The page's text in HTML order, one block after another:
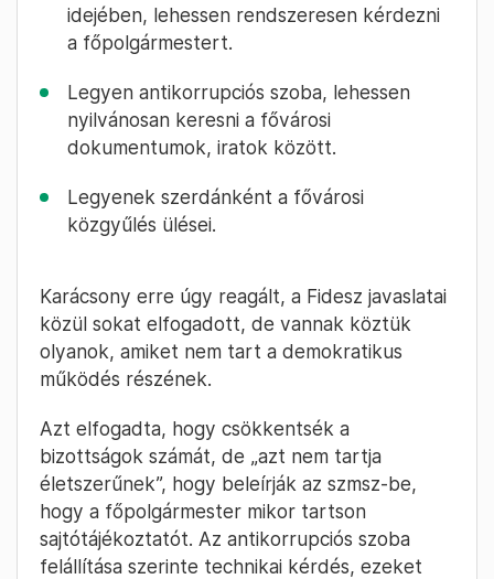
idejében, lehessen rendszeresen kérdezni
a főpolgármestert.
Legyen antikorrupciós szoba, lehessen
nyilvánosan keresni a fővárosi
dokumentumok, iratok között.
Legyenek szerdánként a fővárosi
közgyűlés ülései.
Karácsony erre úgy reagált, a Fidesz javaslatai
közül sokat elfogadott, de vannak köztük
olyanok, amiket nem tart a demokratikus
működés részének.
Azt elfogadta, hogy csökkentsék a
bizottságok számát, de „azt nem tartja
életszerűnek”, hogy beleírják az szmsz-be,
hogy a főpolgármester mikor tartson
sajtótájékoztatót. Az antikorrupciós szoba
felállítása szerinte technikai kérdés, ezeket